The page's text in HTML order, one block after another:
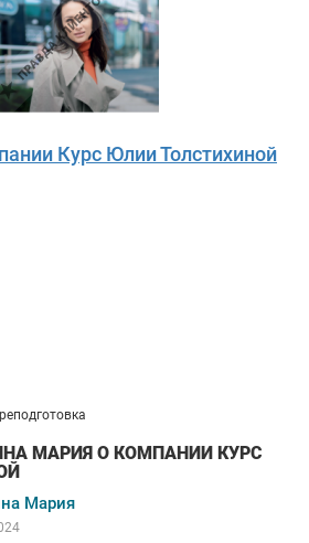
Курс Юлии Толстихиной
МАРИЯ О КОМПАНИИ КУРС
Мария